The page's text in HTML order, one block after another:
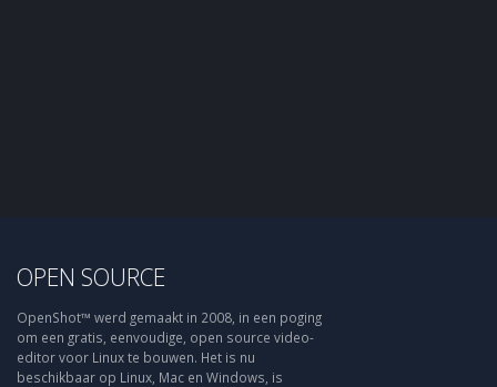
OPEN SOURCE
OpenShot™ werd gemaakt in 2008, in een poging
om een gratis, eenvoudige, open source video-
editor voor Linux te bouwen. Het is nu
beschikbaar op Linux, Mac en Windows, is